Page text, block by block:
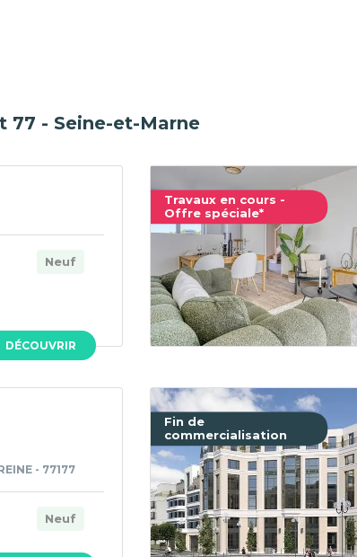
77 - Seine-et-Marne
DÉCOUVRIR
Neuf
Travaux en cours -
Offre spéciale*
- 77177
Neuf
Fin de
commercialisation